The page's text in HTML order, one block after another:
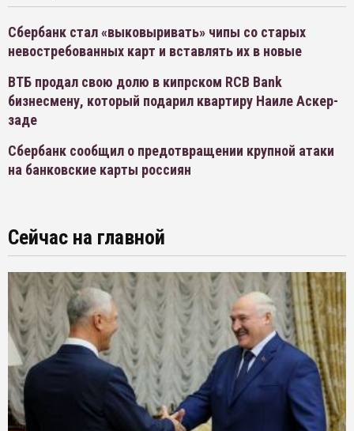
Сбербанк стал «выковыривать» чипы со старых
невостребованных карт и вставлять их в новые
ВТБ продал свою долю в кипрском RCB Bank
бизнесмену, который подарил квартиру Наиле Аскер-
заде
Сбербанк сообщил о предотвращении крупной атаки
на банковские карты россиян
Сейчас на главной